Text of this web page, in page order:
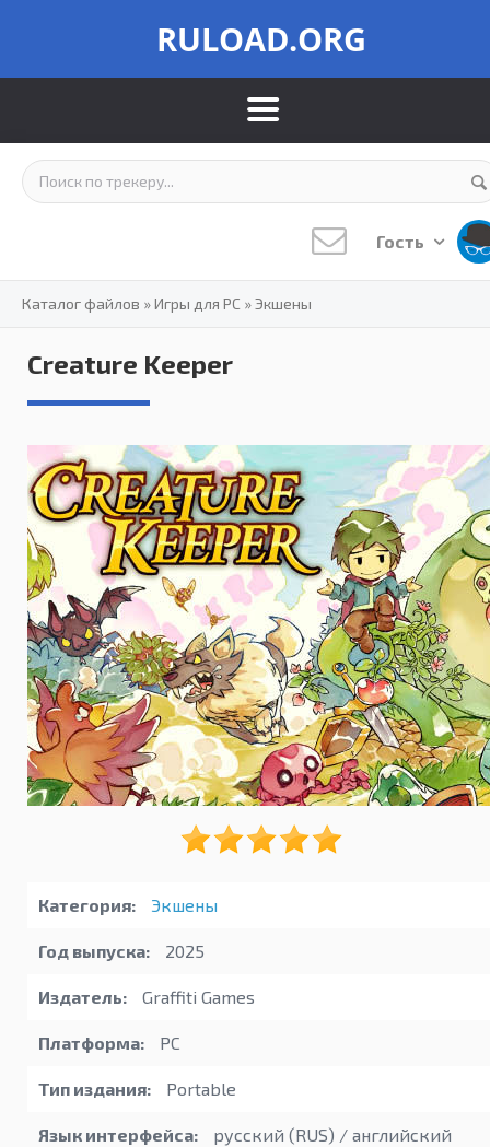
RULOAD.ORG
Гость
Каталог файлов »Игры для PC »Экшены
Creature Keeper
Категория: Экшены
Год выпуска: 2025
Издатель: Graffiti Games
Платформа: PC
Тип издания: Portable
Язык интерфейса:
русский (RUS) / английский